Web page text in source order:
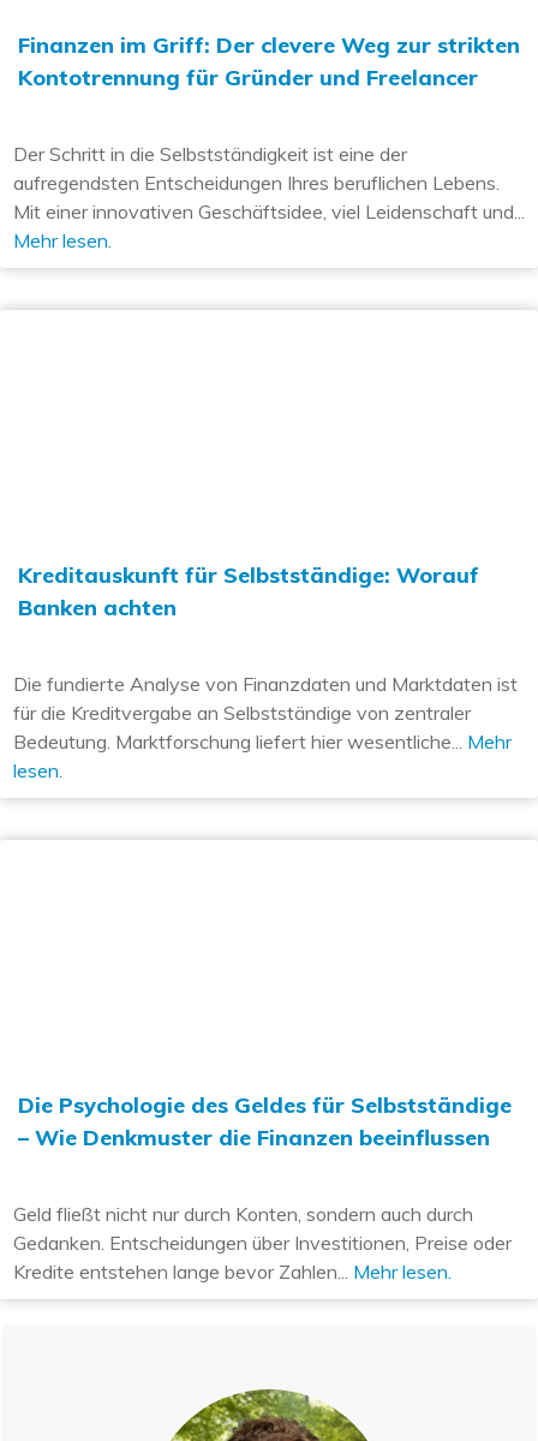
Finanzen im Griff: Der clevere Weg zur strikten
Kontotrennung für Gründer und Freelancer
Der Schritt in die Selbstständigkeit ist eine der
aufregendsten Entscheidungen Ihres beruflichen Lebens.
Mit einer innovativen Geschäftsidee, viel Leidenschaft und...
Mehr lesen.
Kreditauskunft für Selbstständige: Worauf
Banken achten
Die fundierte Analyse von Finanzdaten und Marktdaten ist
für die Kreditvergabe an Selbstständige von zentraler
Bedeutung. Marktforschung liefert hier wesentliche... Mehr
lesen.
Die Psychologie des Geldes für Selbstständige
– Wie Denkmuster die Finanzen beeinflussen
Geld fließt nicht nur durch Konten, sondern auch durch
Gedanken. Entscheidungen über Investitionen, Preise oder
Kredite entstehen lange bevor Zahlen... Mehr lesen.